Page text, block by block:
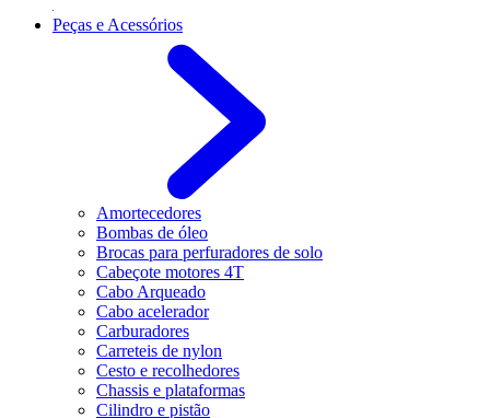
Peças e Acessórios
Amortecedores
Bombas de óleo
Brocas para perfuradores de solo
Cabeçote motores 4T
Cabo Arqueado
Cabo acelerador
Carburadores
Carreteis de nylon
Cesto e recolhedores
Chassis e plataformas
Cilindro e pistão